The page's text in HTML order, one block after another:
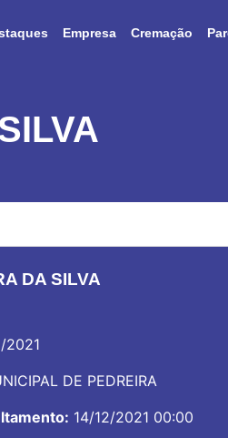
Empresa Cremação
DA SILVA
2021
DE PEDREIRA
14/12/2021 00:00